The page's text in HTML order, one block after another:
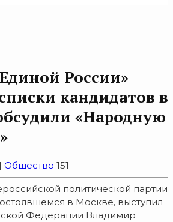
России»
кандидатов в
«Народную
Общество 151
политической партии
в Москве, выступил
Федерации Владимир